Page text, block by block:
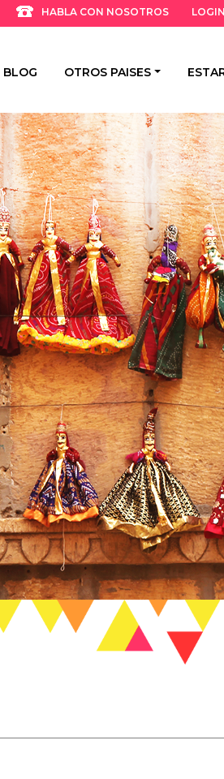
HABLA CON NOSOTROS
BLOG OTROS PAISES